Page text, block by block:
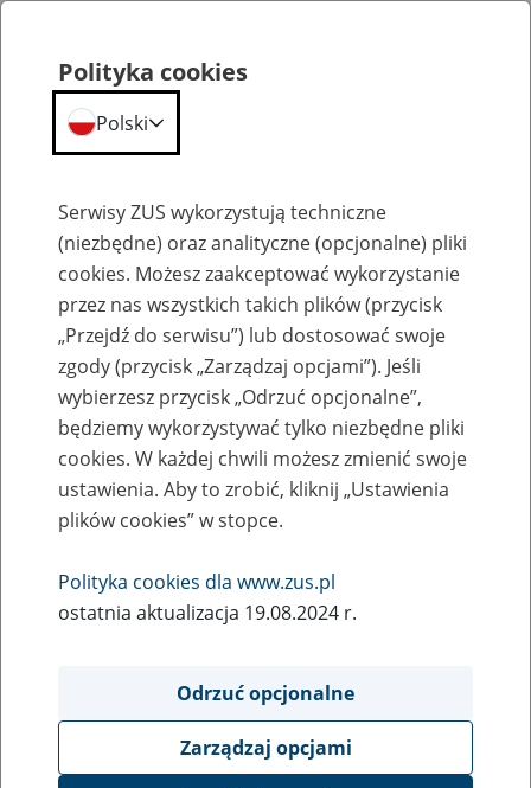
Przepraszamy,
podana strona nie została znaleziona.
Błąd 404
Przejdź do strony głównej
Polityka cookies
Polski
Serwisy ZUS wykorzystują techniczne
(niezbędne) oraz analityczne (opcjonalne) pliki
cookies. Możesz zaakceptować wykorzystanie
przez nas wszystkich takich plików (przycisk
„Przejdź do serwisu”) lub dostosować swoje
zgody (przycisk „Zarządzaj opcjami”). Jeśli
wybierzesz przycisk „Odrzuć opcjonalne”,
będziemy wykorzystywać tylko niezbędne pliki
cookies. W każdej chwili możesz zmienić swoje
ustawienia. Aby to zrobić, kliknij „Ustawienia
plików cookies” w stopce.
Polityka cookies dla www.zus.pl
ostatnia aktualizacja 19.08.2024 r.
Odrzuć opcjonalne
Zarządzaj opcjami